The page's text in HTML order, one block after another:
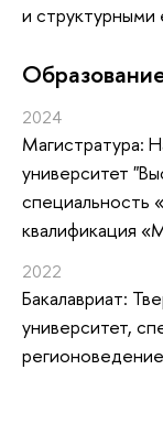
и
2024
Магистратура:
университет
специальность
квалификация
2022
Бакалавриат:
университет,